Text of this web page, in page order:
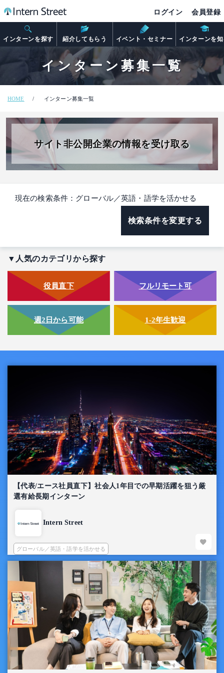
インターンを探す 紹介してもらう イベント・セミナー インターンを
ログイン 会員登録
インターン募集一覧
HOME インターン募集一覧
サイト非公開企業の情報を受け取る
現在の検索条件：グローバル／英語・語学を活かせる
検索条件を変更する
▼人気のカテゴリから探す
役員直下 フルリモート可
週2日から可能 1-2年生歓迎
【代表/エース社員直下】社会人1年目での早期活躍を狙う厳
選有給長期インターン
Intern Street
グローバル／英語・語学を活かせる